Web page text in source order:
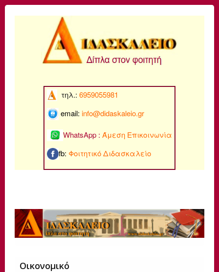
τηλ.: 6959055981
email: info@didaskaleio.gr
WhatsApp : Άμεση Επικοινωνία
fb: Φοιτητικό Διδασκαλείο
Οικονομικό